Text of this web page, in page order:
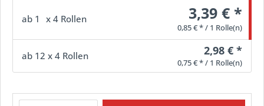
ab 1 x 4 Rollen 3,39 € *
0,85 € * / 1 Rolle(n)
ab 12 x 4 Rollen 2,98 € *
0,75 € * / 1 Rolle(n)